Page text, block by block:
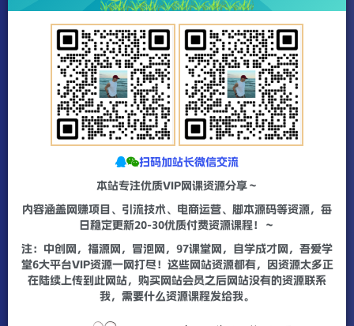
扫码加站长微信交流
本站专注优质VIP网课资源分享～
内容涵盖网赚项目、引流技术、电商运营、脚本源码等资源，每
日稳定更新20-30优质付费资源课程！～
注：中创网，福源网，冒泡网，97课堂网，自学成才网，吾爱学
堂6大平台VIP资源一网打尽！这些网站资源都有，因资源太多正
在陆续上传到此网站，购买网站会员之后网站没有的资源联系
我，需要什么资源课程发给我。